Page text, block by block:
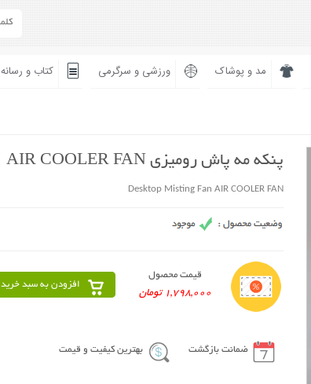
مد و پوشاک ورزشی و سرگرمی کتاب و رسانه
پنکه مه پاش رومیزی AIR COOLER FAN
Desktop Misting Fan AIR COOLER FAN
قیمت محصول
1,798,000 تومان
افزودن به سبد خرید
ضمانت بازگشت بهترین کیفیت و قیمت